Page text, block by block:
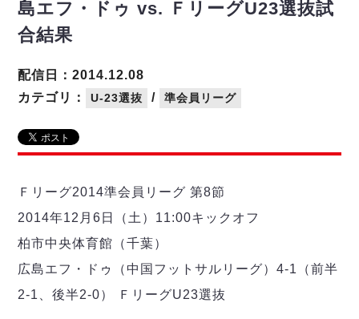
フットサル日本代表
その他
個人ランキング｜ゴール
個人ランキング｜シュート
個人ランキング｜シュート成功率
個人ランキング｜第2PK
メットライフ生命Ｆ２リーグ
順位表
戦績表
警告・退場・出場停止選手
個人ランキング｜シュート
個人ランキング｜シュート成功率
バルドラール浦安
フウガドールすみだ
立川アスレティックFC
ペスカドーラ町田
ボアルース長野
シュライカー大阪
ボルクバレット北九州
バサジィ大分
メットライフ生命Ｆ２リーグ
アリーナ情報 ARENA
リーグ概要 ABOUT US
リーグ概要
大会概要
リーグ要項
クラブライセンス関連
過去の記録
過去の試合記録
ディビジョン1 試合記録
ディビジョン2 試合記録
Ｆリーグカップ 試合記録
リーグ統計データ
プロジェクト PROJECT
ABeam AWARD
DIVISION01
島エフ・ドゥ vs. ＦリーグU23選抜試
合結果
カテゴリ： U-23選抜 / 準会員リーグ
配信日：2014.12.08
Ｆリーグ2014準会員リーグ 第8節
2014年12月6日（土）11:00キックオフ
柏市中央体育館（千葉）
広島エフ・ドゥ（中国フットサルリーグ）4-1（前半
2-1、後半2-0） ＦリーグU23選抜